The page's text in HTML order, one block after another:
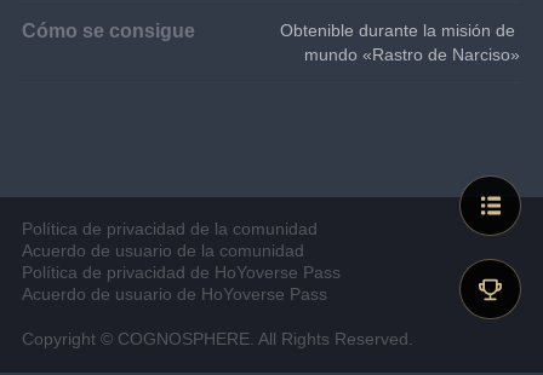
Cómo se consigue
Obtenible durante la misión de
mundo «Rastro de Narciso»
Política de privacidad de la comunidad
Acuerdo de usuario de la comunidad
Política de privacidad de HoYoverse Pass
Acuerdo de usuario de HoYoverse Pass
Copyright © COGNOSPHERE. All Rights Reserved.